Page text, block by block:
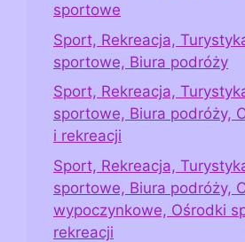
sportowe
Sport, Rekreacja,
sportowe, Biura podróży
Sport, Rekreacja,
sportowe, Biura podróży,
i rekreacji
Sport, Rekreacja,
sportowe, Biura podróży,
wypoczynkowe, Ośrodki
rekreacji